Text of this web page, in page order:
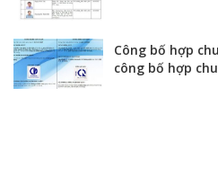
Công bố hợp
công bố hợp